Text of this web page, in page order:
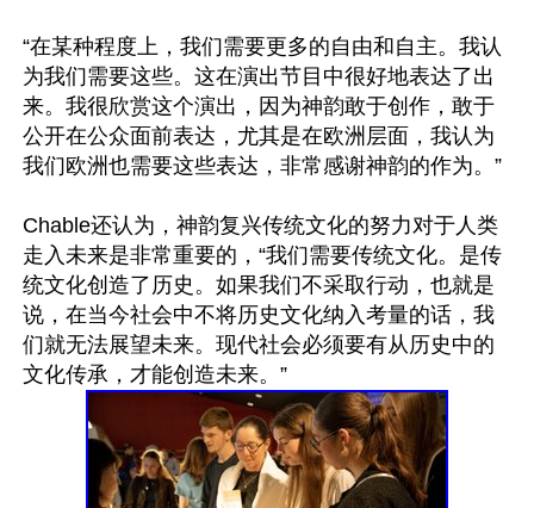
“在某种程度上，我们需要更多的自由和自主。我认
为我们需要这些。这在演出节目中很好地表达了出
来。我很欣赏这个演出，因为神韵敢于创作，敢于
公开在公众面前表达，尤其是在欧洲层面，我认为
我们欧洲也需要这些表达，非常感谢神韵的作为。”
Chable还认为，神韵复兴传统文化的努力对于人类
走入未来是非常重要的，“我们需要传统文化。是传
统文化创造了历史。如果我们不采取行动，也就是
说，在当今社会中不将历史文化纳入考量的话，我
们就无法展望未来。现代社会必须要有从历史中的